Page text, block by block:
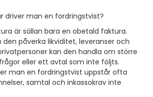
är sällan bara en obetald faktura.
den påverka likviditet, leveranser och
kan den handla om större
eller ett avtal som inte följts.
man en fordringstvist uppstår ofta
samtal och inkassokrav inte